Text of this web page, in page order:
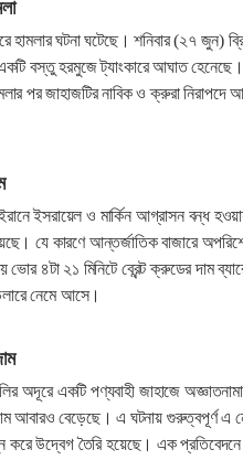
হামলার ঘটনা ঘটেছে। শনিবার (২৭ জুন)
বস্তু হরমুজে ট্যাংকারে আঘাত হেনেছে।
পর জাহাজটির নাবিক ও ক্রুরা
ইসরায়েল ও মার্কিন আগ্রাসন বন্ধ
যে কারণে আন্তর্জাতিক বাজারে
৪টা ২১ মিনিটে ব্রেন্ট ক্রুডের দাম
নেমে আসে।
অদূরে একটি পণ্যবাহী জাহাজে
আবারও বেড়েছে। এ ঘটনায় গুরুত্বপূর্ণ এ
করে উদ্বেগ তৈরি হয়েছে। এক